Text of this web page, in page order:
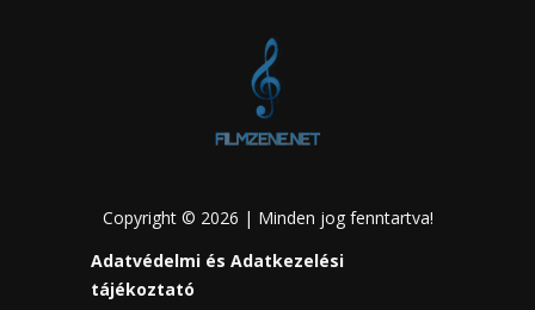
Copyright © 2026 | Minden jog fenntartva!
Adatvédelmi és Adatkezelési
tájékoztató